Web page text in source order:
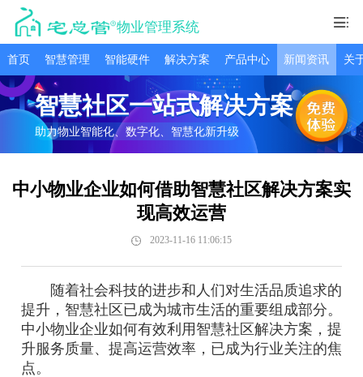
物业管理系统
首页 智慧管理 智能硬件 解决方案 产品中心 新闻资讯 关
智慧社区一站式解决方案
助力物业智能化、数字化、智慧化新升级
中小物业企业如何借助智慧社区解决方案实
现高效运营
2023-11-16 11:06:15
随着社会科技的进步和人们对生活品质追求的
提升，智慧社区已成为城市生活的重要组成部分。
中小物业企业如何有效利用智慧社区解决方案，提
升服务质量、提高运营效率，已成为行业关注的焦
点。